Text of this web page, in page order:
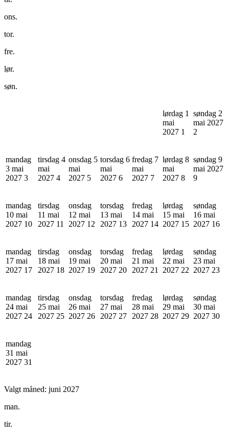
ons.
tor.
fre.
lør.
søn.
lørdag 1
mai
2027 1
søndag 2
mai 2027
2
mandag
3 mai
2027 3
tirsdag 4
mai
2027 4
onsdag 5
mai
2027 5
torsdag 6
mai
2027 6
fredag 7
mai
2027 7
lørdag 8
mai
2027 8
søndag 9
mai 2027
9
mandag
10 mai
2027 10
tirsdag
11 mai
2027 11
onsdag
12 mai
2027 12
torsdag
13 mai
2027 13
fredag
14 mai
2027 14
lørdag
15 mai
2027 15
søndag
16 mai
2027 16
mandag
17 mai
2027 17
tirsdag
18 mai
2027 18
onsdag
19 mai
2027 19
torsdag
20 mai
2027 20
fredag
21 mai
2027 21
lørdag
22 mai
2027 22
søndag
23 mai
2027 23
mandag
24 mai
2027 24
tirsdag
25 mai
2027 25
onsdag
26 mai
2027 26
torsdag
27 mai
2027 27
fredag
28 mai
2027 28
lørdag
29 mai
2027 29
søndag
30 mai
2027 30
mandag
31 mai
2027 31
Valgt måned: juni 2027
man.
tir.